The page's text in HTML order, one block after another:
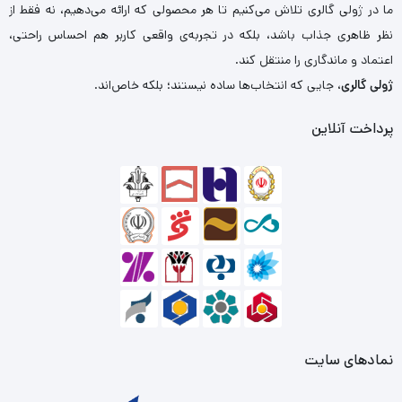
ما در ژولی گالری تلاش می‌کنیم تا هر محصولی که ارائه می‌دهیم، نه فقط از
نظر ظاهری جذاب باشد، بلکه در تجربه‌ی واقعی کاربر هم احساس راحتی،
اعتماد و ماندگاری را منتقل کند.
ژولی گالری، جایی که انتخاب‌ها ساده نیستند؛ بلکه خاص‌اند.
پرداخت آنلاین
نمادهای سایت